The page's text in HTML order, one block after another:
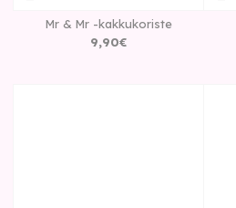
Mr & Mr -kakkukoriste
9,90€